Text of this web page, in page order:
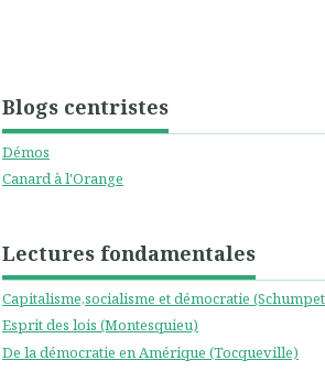
Blogs centristes
Démos
Canard à l'Orange
Lectures fondamentales
Capitalisme,socialisme et démocratie
Esprit des lois (Montesquieu)
De la démocratie en Amérique (Tocqueville)